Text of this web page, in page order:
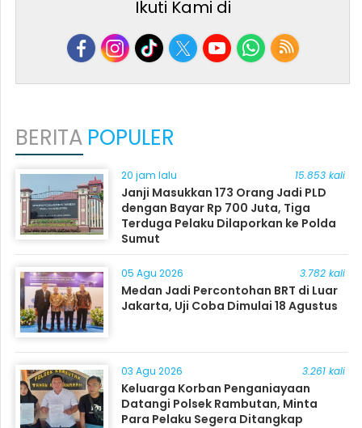
Ikuti Kami di
BERITA POPULER
20 jam lalu 15.853 kali
Janji Masukkan 173 Orang Jadi PLD
dengan Bayar Rp 700 Juta, Tiga
Terduga Pelaku Dilaporkan ke Polda
Sumut
05 Agu 2026 3.782 kali
Medan Jadi Percontohan BRT di Luar
Jakarta, Uji Coba Dimulai 18 Agustus
03 Agu 2026 3.261 kali
Keluarga Korban Penganiayaan
Datangi Polsek Rambutan, Minta
Para Pelaku Segera Ditangkap